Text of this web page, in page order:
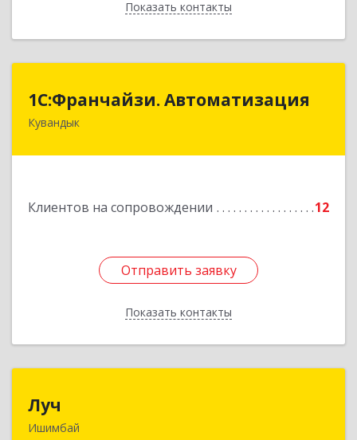
Показать контакты
Назад
1С:Франчайзи. Автоматизация
Кувандык
Клиентов на сопровождении 12
Отправить заявку
Показать контакты
1С:Франчайзи. Автоматизация
462220, Оренбургская обл, Кувандыкский р-н,
Отправить заявку
Назад
Луч
Ишимбай
453215, Башкортостан Респ, Ишимбайский р-н,